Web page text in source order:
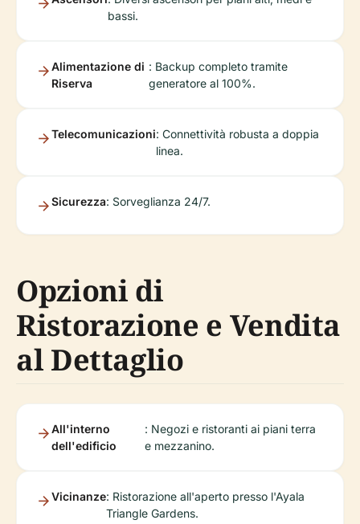
bassi.
Alimentazione di
Riserva
: Backup completo tramite
generatore al 100%.
Telecomunicazioni: Connettività robusta a doppia
linea.
Sicurezza: Sorveglianza 24/7.
Opzioni di
Ristorazione e Vendita
al Dettaglio
All'interno
dell'edificio
: Negozi e ristoranti ai piani terra
e mezzanino.
Vicinanze: Ristorazione all'aperto presso l'Ayala
Triangle Gardens.